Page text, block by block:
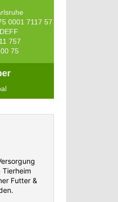
0001 7117 57
757
75
Tierheim
Futter &